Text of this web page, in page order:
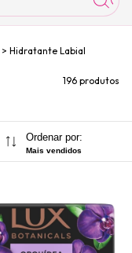
> Hidratante Labial
196 produtos
Ordenar por:
Mais vendidos